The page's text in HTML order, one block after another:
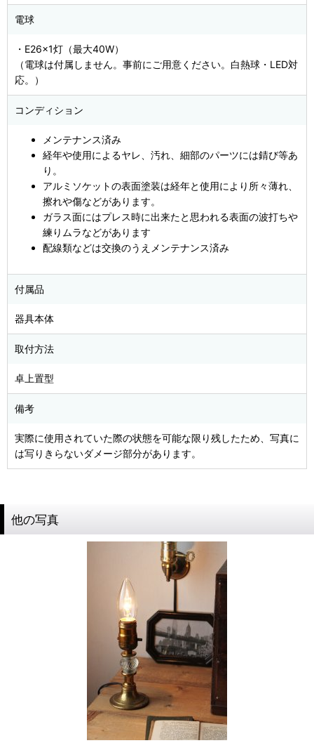
電球
・E26×1灯（最大40W）
（電球は付属しません。事前にご用意ください。白熱球・LED対
応。）
コンディション
メンテナンス済み
経年や使用によるヤレ、汚れ、細部のパーツには錆び等あ
り。
アルミソケットの表面塗装は経年と使用により所々薄れ、
擦れや傷などがあります。
ガラス面にはプレス時に出来たと思われる表面の波打ちや
練りムラなどがあります
配線類などは交換のうえメンテナンス済み
付属品
器具本体
取付方法
卓上置型
備考
実際に使用されていた際の状態を可能な限り残したため、写真に
は写りきらないダメージ部分があります。
他の写真